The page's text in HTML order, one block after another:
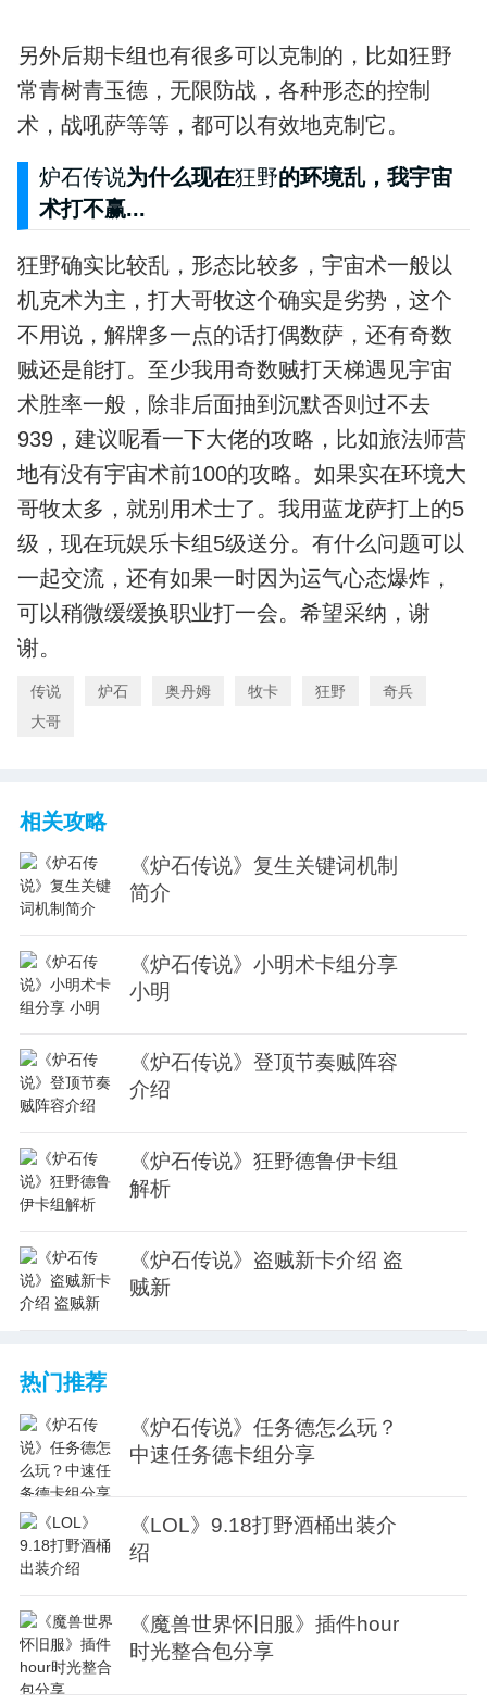
另外后期卡组也有很多可以克制的，比如狂野
常青树青玉德，无限防战，各种形态的控制
术，战吼萨等等，都可以有效地克制它。
炉石传说为什么现在狂野的环境乱，我宇宙
术打不赢...
狂野确实比较乱，形态比较多，宇宙术一般以
机克术为主，打大哥牧这个确实是劣势，这个
不用说，解牌多一点的话打偶数萨，还有奇数
贼还是能打。至少我用奇数贼打天梯遇见宇宙
术胜率一般，除非后面抽到沉默否则过不去
939，建议呢看一下大佬的攻略，比如旅法师营
地有没有宇宙术前100的攻略。如果实在环境大
哥牧太多，就别用术士了。我用蓝龙萨打上的5
级，现在玩娱乐卡组5级送分。有什么问题可以
一起交流，还有如果一时因为运气心态爆炸，
可以稍微缓缓换职业打一会。希望采纳，谢
谢。
传说 炉石 奥丹姆 牧卡 狂野
奇兵
大哥
相关攻略
《炉石传说》复生关键词机制
简介
《炉石传说》小明术卡组分享
小明
《炉石传说》登顶节奏贼阵容
介绍
《炉石传说》狂野德鲁伊卡组
解析
《炉石传说》盗贼新卡介绍 盗
贼新
热门推荐
《炉石传说》任务德怎么玩？
中速任务德卡组分享
《LOL》9.18打野酒桶出装介
绍
《魔兽世界怀旧服》插件hour
时光整合包分享